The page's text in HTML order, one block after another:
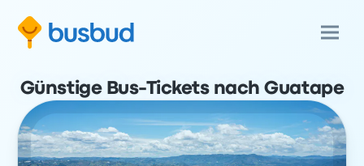
Günstige Bus-Tickets nach Guatape